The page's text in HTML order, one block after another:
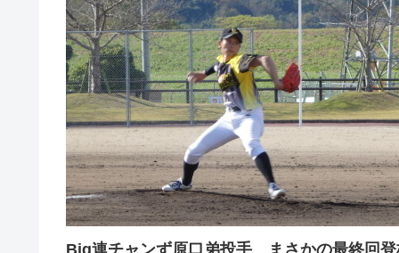
Big連チャンず原口弟投手 まさかの最終回登